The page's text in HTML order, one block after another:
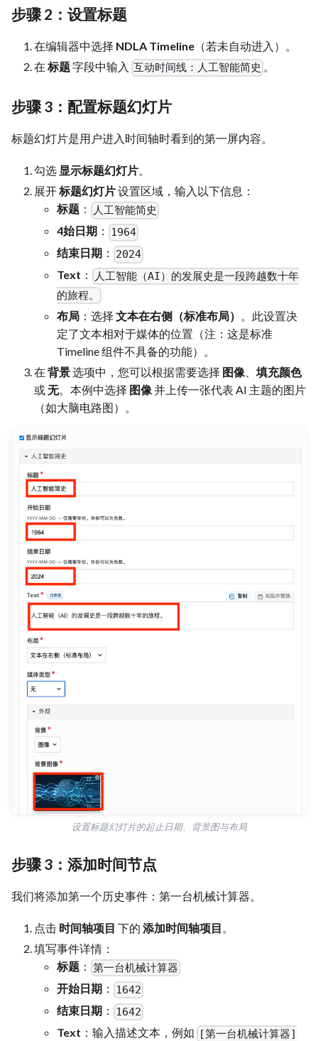
步骤 2：设置标题
在编辑器中选择 NDLA Timeline （若未自动进入）。
在 标题 字段中输入 互动时间线：人工智能简史
步骤 3：配置标题幻灯片
标题幻灯片是用户进入时间轴时看到的第一屏内容。
勾选 显示标题幻灯片。
展开标题幻灯片设置区域，输入以下信息：
标题 ： 人工智能简史
4始日期 ： 1964
结束日期 ： 2024
Text ：
人工智能（AI）的发展史是一段跨越数十年
的旅程。
布局 ：选择 文本在右侧（标准布局） 。此设置决
定了文本相对于媒体的位置（注：这是标准
Timeline 组件不具备的功能）。
在 背景选项中，您可以根据需要选择 图像
填充颜色
或无。本例中选择 图像 并上传一张代表 AI 主题的图片
（如大脑电路图）。
设置标题幻灯片的起止日期、背景图与布局
步骤 3：添加时间节点
我们将添加第一个历史事件：第一台机械计算器。
点击 时间轴项目 下的 添加时间轴项目 。
填写事件详情：
标题 ： 第一台机械计算器
开始日期 ： 1642
结束日期 ： 1642
Text ：输入描述文本，例如 [第一台机械计算器]